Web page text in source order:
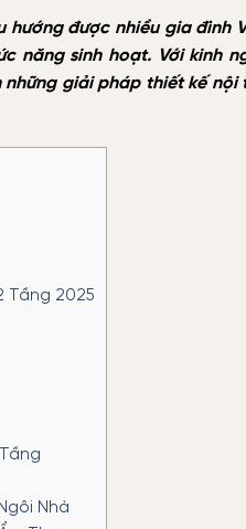
được nhiều gia đình
năng sinh hoạt. Với kinh
những giải pháp thiết kế
Tầng 2025
Nhà